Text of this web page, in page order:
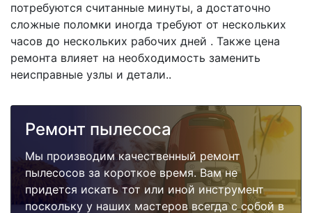
потребуются считанные минуты, а достаточно
сложные поломки иногда требуют от нескольких
часов до нескольких рабочих дней . Также цена
ремонта влияет на необходимость заменить
неисправные узлы и детали..
Ремонт пылесоса
Мы производим качественный ремонт
пылесосов за короткое время. Вам не
придется искать тот или иной инструмент
поскольку у наших мастеров всегда с собой в